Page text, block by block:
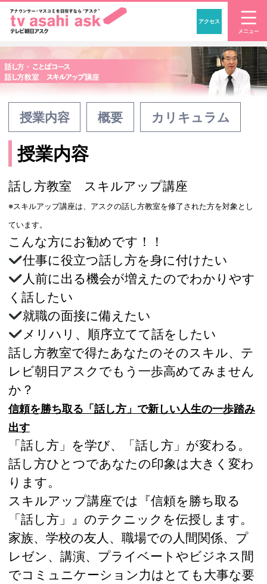
「アナウンサー・マス
アクセス
授業内容 概要 カリキュラム
授業内容
話し方教室 スキルアップ講座
※スキルアップ講座は、アスクの話し方教室を修了された方を対象とし
ています。
こんな方にお勧めです！！
仕事に役立つ話し方を身に付けたい
人前に出る機会が増えたのでわかりやす
く話したい
就職の面接に備えたい
メリハリ、順序立てて話をしたい
話し方教室で得たあなたのそのスキル、テ
レビ朝日アスクでもう一歩高めてみません
か？
信頼を勝ち取る「話し方」で新しい人生の一歩踏み
出す
「話し方」を学び、「話し方」が変わる。
話し方ひとつであなたの印象は大きく変わ
ります。
スキルアップ講座では『信頼を勝ち取る
「話し方」』のテクニックを伝授します。
家族、学校の友人、職場での人間関係、プ
レゼン、講演、プライベートやビジネス間
でコミュニケーション力はとても大事な要